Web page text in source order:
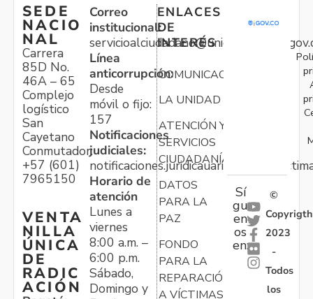
SEDE
NACIO
NAL
Carrera
85D No.
46A – 65
Complejo
logístico
San
Cayetano
Conmutador:
+57 (601)
7965150
VENTA
NILLA
ÚNICA
DE
RADIC
ACIÓN
Correo
institucional:
Línea
anticorrupción:
Desde
móvil o fijo:
157
Notificaciones
judiciales:
Horario de
atención
Lunes a
viernes
8:00 a.m. –
6:00 p.m.
Sábado,
Domingo y
ENLACES
DE
INTERÉS
COMUNICACIONES
LA UNIDAD
ATENCIÓN Y
SERVICIOS
CIUDADANÍA
DATOS
PARA LA
PAZ
FONDO
PARA LA
REPARACIÓN
A VÍCTIMAS
Sí
gu
en
os
en:
©
Copyrigth
2023
-
Todos
los